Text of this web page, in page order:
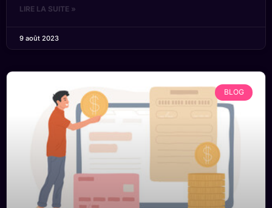
LIRE LA SUITE »
9 août 2023
BLOG